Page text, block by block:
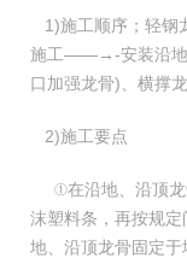
1)施工顺序；轻
施工——→-安装沿地
口加强龙骨)、横撑
2)施工要点
①在沿地、沿顶龙
沫塑料条，再按规
地、沿顶龙骨固定于